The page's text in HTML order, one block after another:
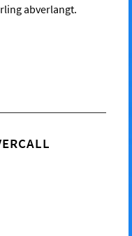
abverlangt.